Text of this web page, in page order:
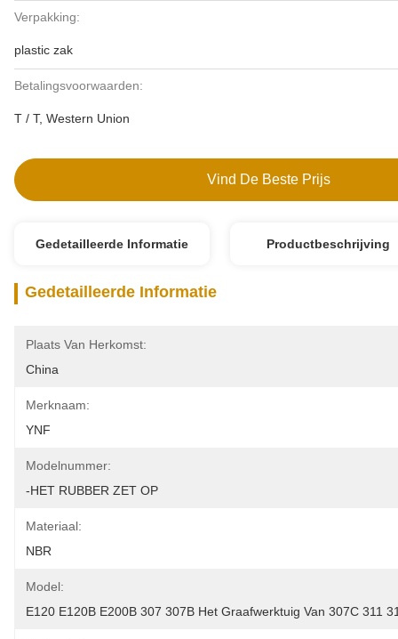
Verpakking:
plastic zak
Betalingsvoorwaarden:
T / T, Western Union
Vind De Beste Prijs
Gedetailleerde Informatie Productbeschrijving
Gedetailleerde Informatie
Plaats Van Herkomst:
China
Merknaam:
YNF
Modelnummer:
-HET RUBBER ZET OP
Materiaal:
NBR
Model:
E120 E120B E200B 307 307B Het Graafwerktuig Van 307C 311